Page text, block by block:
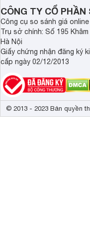
CÔNG TY CỔ PHẦN
Công cụ so sánh giá
Trụ sở chính: Số 195
Hà Nội
Giấy chứng nhận đăng ký
cấp ngày 02/12/2013
© 2013 - 2023 Bản quyền